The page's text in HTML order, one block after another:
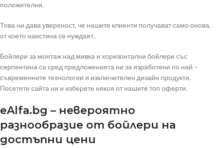
положителни.
Това ни дава увереност, че нашите клиенти получават само онова,
от което наистина се нуждаят.
Бойлери за монтаж над мивка и хоризонтални бойлери със
серпентина са сред предложенията ни за изработени по най –
съвременните технологии и изключителен дизайн продукти.
Посетете сайта ни и изберете някоя от нашите топ оферти.
eAlfa.bg – невероятно
разнообразие от бойлери на
достъпни цени